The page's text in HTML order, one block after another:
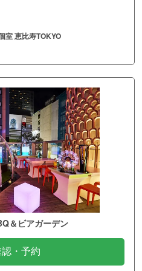
室 恵比寿TOKYO
＆ビアガーデン
・予約